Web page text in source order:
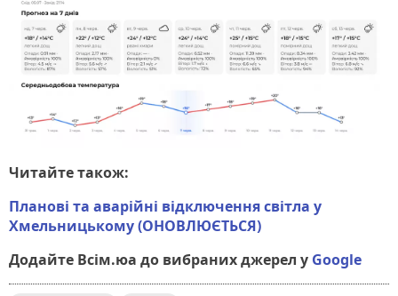
Читайте також:
Планові та аварійні відключення світла у
Хмельницькому (ОНОВЛЮЄТЬСЯ)
Додайте Всім.юа до вибраних джерел у Google